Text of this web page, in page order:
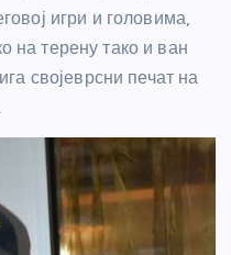
игри и головима,
на терену тако и ван
својеврсни печат на